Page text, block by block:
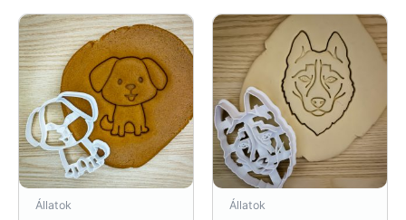
Állatok Állatok